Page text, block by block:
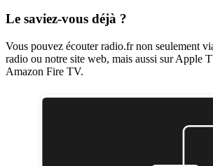
Le saviez-vous déjà ?
Vous pouvez écouter radio.fr non seulement
radio ou notre site web, mais aussi sur Apple
Amazon Fire TV.